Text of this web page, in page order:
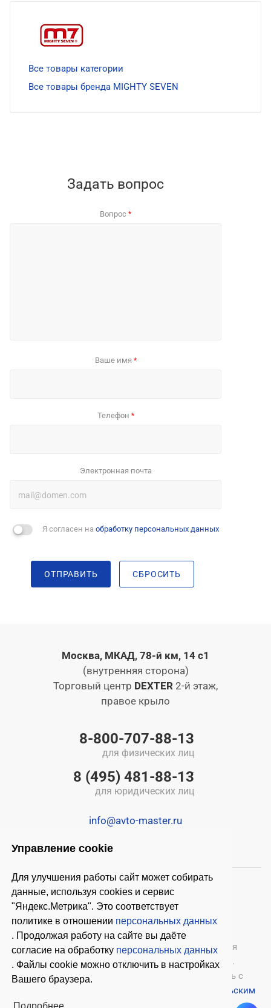
Управление cookie
Для улучшения работы сайт может собирать
данные, используя cookies и сервис
"Яндекс.Метрика". Это соответствует
политике в отношении персональных данных
. Продолжая работу на сайте вы даёте
согласие на обработку персональных данных
. Файлы cookie можно отключить в настройках
Вашего браузера.
Подробнее
Все товары категории
Все товары бренда MIGHTY SEVEN
Задать вопрос
Вопрос *
Ваше имя *
Телефон *
Электронная почта
Я согласен на обработку персональных данных
ОТПРАВИТЬ СБРОСИТЬ
Москва, МКАД, 78-й км, 14 с1
(внутренняя сторона)
Торговый центр DEXTER 2-й этаж,
правое крыло
8-800-707-88-13
для физических лиц
8 (495) 481-88-13
для юридических лиц
info@avto-master.ru
© 2026 ООО «Автомастер»— оборудование для
автосервиса, шиномонтажное оборудование.
Оставляя заявки на нашем сайте, ознакомьтесь с
Пользовательским